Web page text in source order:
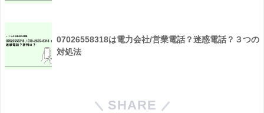
07026558318は電力会社/営業電話？迷惑電話？３つの
対処法
SHARE